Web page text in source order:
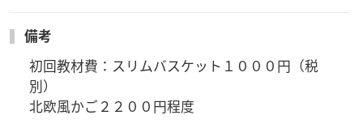
備考
初回教材費：スリムバスケット１０００円（税
別）
北欧風かご２２００円程度